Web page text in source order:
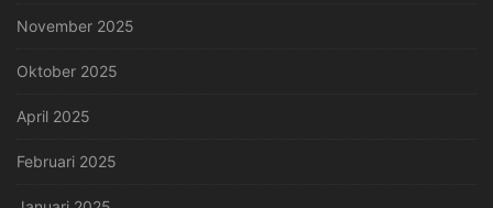
November 2025
Oktober 2025
April 2025
Februari 2025